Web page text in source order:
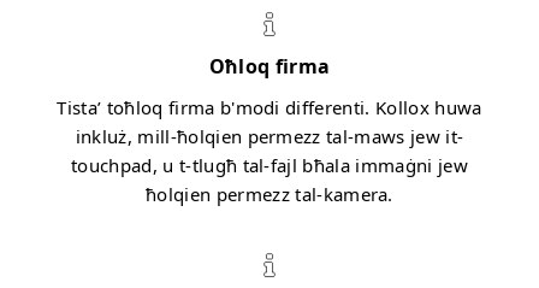
Oħloq firma
Tista’ toħloq firma b'modi differenti. Kollox huwa
inkluż, mill-ħolqien permezz tal-maws jew it-
touchpad, u t-tlugħ tal-fajl bħala immaġni jew
ħolqien permezz tal-kamera.